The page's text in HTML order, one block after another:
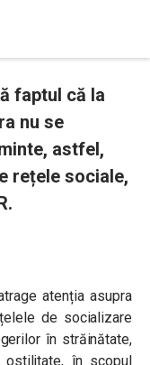
faptul că la
nu se
astfel,
rețele sociale,
atenția asupra
de socializare
în străinătate,
ostilitate, în scopul